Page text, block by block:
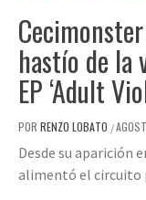
hastío de la
EP ‘Adult
POR RENZO LOBATO /
Desde su aparición
alimentó el circuito